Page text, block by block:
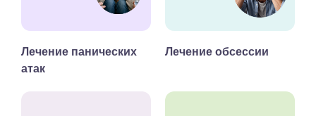
Лечение панических
атак
Лечение обсессии